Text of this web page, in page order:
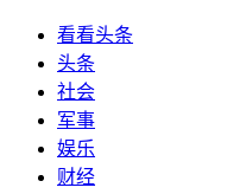
看看头条
头条
社会
军事
娱乐
财经